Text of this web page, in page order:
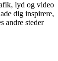
lyd og video
dig inspirere,
andre steder